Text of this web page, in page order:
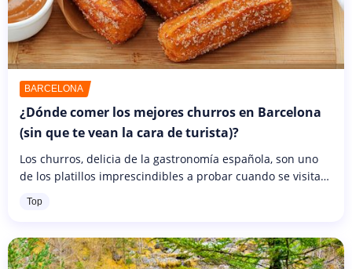
BARCELONA
¿Dónde comer los mejores churros en Barcelona
(sin que te vean la cara de turista)?
Los churros, delicia de la gastronomía española, son uno
de los platillos imprescindibles a probar cuando se visita
tradicionalmente...
Top